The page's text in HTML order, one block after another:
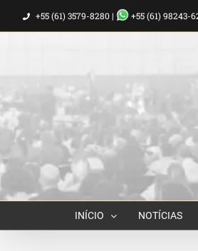
para
+55 (61) 3579-8280 | +55 (61) 98243-
INÍCIO NOTÍCIAS